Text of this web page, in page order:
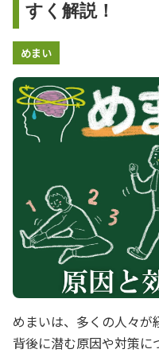
すく解説！
めまい
めまいは、多くの人々
背後に潜む原因や対策